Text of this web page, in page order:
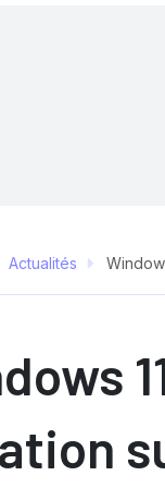
Actualités